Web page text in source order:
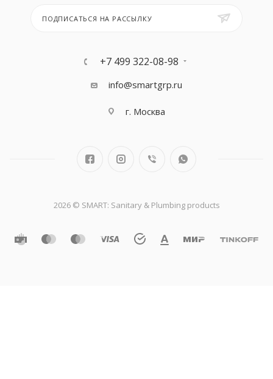
ПОДПИСАТЬСЯ НА РАССЫЛКУ
+7 499 322-08-98
info@smartgrp.ru
г. Москва
2026 © SMART: Sanitary & Plumbing products